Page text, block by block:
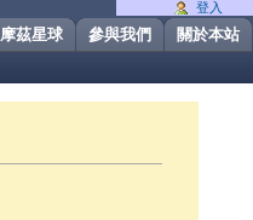
關於本站
參與我們
摩茲星球
登入